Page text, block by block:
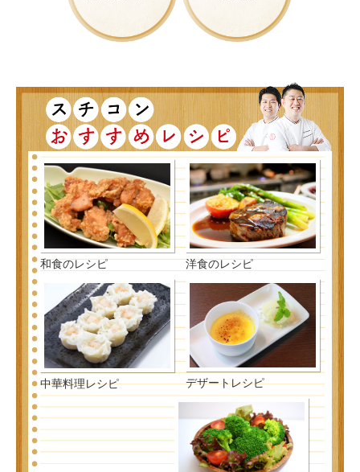
和食のレシピ 洋食のレシピ
中華料理レシピ デザートレシピ